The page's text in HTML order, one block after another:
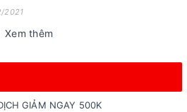
2021
Xem thêm
GIẢM NGAY 500K